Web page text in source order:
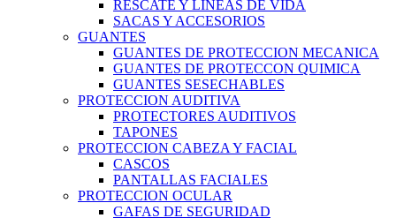
RESCATE Y LINEAS DE VIDA
SACAS Y ACCESORIOS
GUANTES
GUANTES DE PROTECCION MECANICA
GUANTES DE PROTECCON QUIMICA
GUANTES SESECHABLES
PROTECCION AUDITIVA
PROTECTORES AUDITIVOS
TAPONES
PROTECCION CABEZA Y FACIAL
CASCOS
PANTALLAS FACIALES
PROTECCION OCULAR
GAFAS DE SEGURIDAD